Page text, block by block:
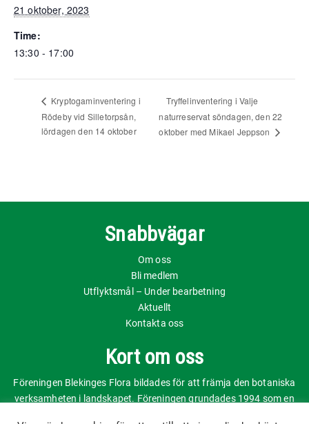
21 oktober, 2023
Time:
13:30 - 17:00
Kryptogaminventering i
Rödeby vid Silletorpsån,
lördagen den 14 oktober
Tryffelinventering i Valje
naturreservat söndagen, den 22
oktober med Mikael Jeppson
Snabbvägar
Om oss
Bli medlem
Utflyktsmål – Under bearbetning
Aktuellt
Kontakta oss
Kort om oss
Föreningen Blekinges Flora bildades för att främja den botaniska
verksamheten i landskapet. Föreningen grundades 1994 som en